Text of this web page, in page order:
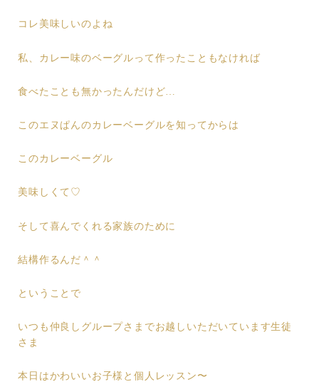
コレ美味しいのよね
私、カレー味のベーグルって作ったこともなければ
食べたことも無かったんだけど…
このエヌぱんのカレーベーグルを知ってからは
このカレーベーグル
美味しくて♡
そして喜んでくれる家族のために
結構作るんだ＾＾
ということで
いつも仲良しグループさまでお越しいただいています生徒
さま
本日はかわいいお子様と個人レッスン〜